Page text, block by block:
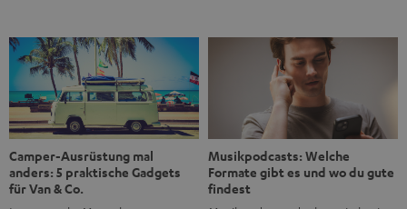
1956 begleitet das Magazin Jugendliche durch Rock und
Pop, kleine Schwärmereien und große Fragen. Zum 70.
Jubiläum werfen wir einen Blick zurück. Vom Filmheft zur
Jugendmarke: Wie die BRAVO ihren Ton fand Als die […]
Camper-Ausrüstung mal
anders: 5 praktische Gadgets
für Van & Co.
Musikpodcasts: Welche
Formate gibt es und wo du gute
findest